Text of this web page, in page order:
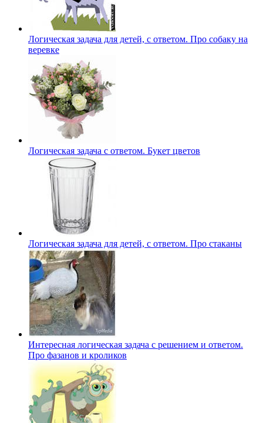
Логическая задача для детей, с ответом. Про собаку на
веревке
Логическая задача с ответом. Букет цветов
Логическая задача для детей, с ответом. Про стаканы
Интересная логическая задача с решением и ответом.
Про фазанов и кроликов